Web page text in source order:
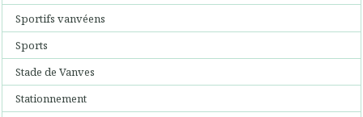
Sportifs vanvéens
Sports
Stade de Vanves
Stationnement